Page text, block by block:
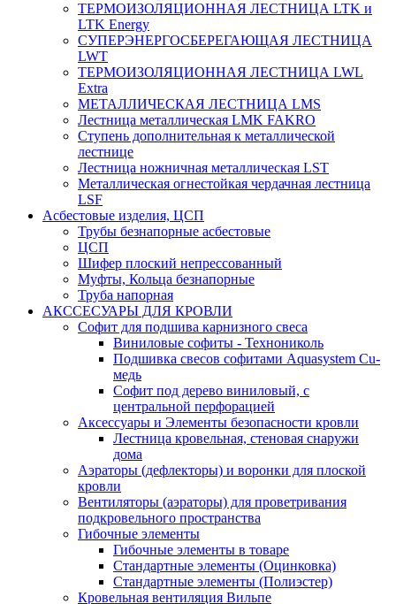
ТЕРМОИЗОЛЯЦИОННАЯ ЛЕСТНИЦА LTK и
LTK Energy
СУПЕРЭНЕРГОСБЕРЕГАЮЩАЯ ЛЕСТНИЦА
LWT
ТЕРМОИЗОЛЯЦИОННАЯ ЛЕСТНИЦА LWL
Extra
МЕТАЛЛИЧЕСКАЯ ЛЕСТНИЦА LMS
Лестница металлическая LMK FAKRO
Ступень дополнительная к металлической
лестнице
Лестница ножничная металлическая LST
Металлическая огнестойкая чердачная лестница
LSF
Асбестовые изделия, ЦСП
Трубы безнапорные асбестовые
ЦСП
Шифер плоский непрессованный
Муфты, Кольца безнапорные
Труба напорная
АКССЕСУАРЫ ДЛЯ КРОВЛИ
Софит для подшива карнизного свеса
Виниловые софиты - Технониколь
Подшивка свесов софитами Aquasystem Cu-
медь
Софит под дерево виниловый, с
центральной перфорацией
Аксессуары и Элементы безопасности кровли
Лестница кровельная, стеновая снаружи
дома
Аэраторы (дефлекторы) и воронки для плоской
кровли
Вентиляторы (аэраторы) для проветривания
подкровельного пространства
Гибочные элементы
Гибочные элементы в товаре
Стандартные элементы (Оцинковка)
Стандартные элементы (Полиэстер)
Кровельная вентиляция Вильпе